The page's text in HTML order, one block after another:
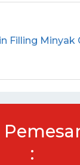
Filling Minyak
: